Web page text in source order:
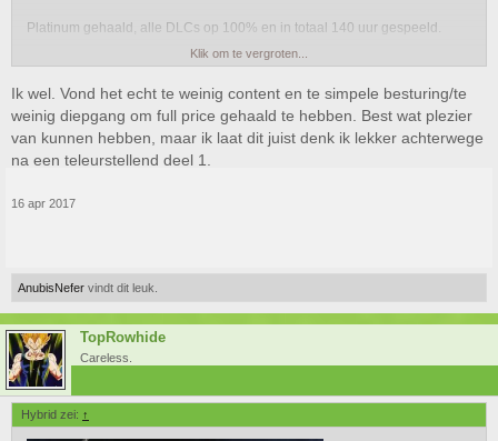
Platinum gehaald, alle DLCs op 100% en in totaal 140 uur gespeeld.
Geen spijt van gehad dat ik er op day 1 €70 voor heb neergelegd.
Laat deel 2 maar komen
Klik om te vergroten...
Ik wel. Vond het echt te weinig content en te simpele besturing/te
weinig diepgang om full price gehaald te hebben. Best wat plezier
van kunnen hebben, maar ik laat dit juist denk ik lekker achterwege
na een teleurstellend deel 1.
16 apr 2017
AnubisNefer vindt dit leuk.
TopRowhide
Careless.
Hybrid zei: ↑